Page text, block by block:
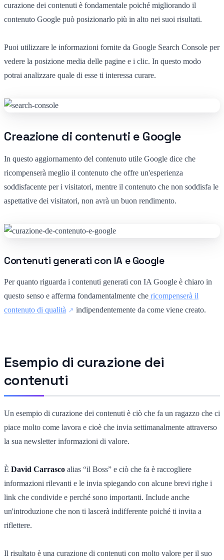
curazione dei contenuti è fondamentale poiché migliorando il
contenuto Google può posizionarlo più in alto nei suoi risultati.
Puoi utilizzare le informazioni fornite da Google Search Console per
vedere la posizione media delle pagine e i clic. In questo modo
potrai analizzare quale di esse ti interessa curare.
Creazione di contenuti e Google
In questo aggiornamento del contenuto utile Google dice che
ricompenserà meglio il contenuto che offre un'esperienza
soddisfacente per i visitatori, mentre il contenuto che non soddisfa le
aspettative dei visitatori, non avrà un buon rendimento.
Contenuti generati con IA e Google
Per quanto riguarda i contenuti generati con IA Google è chiaro in
questo senso e afferma fondamentalmente che ricompenserà il
contenuto di qualità
indipendentemente da come viene creato.
Esempio di curazione dei
contenuti
Un esempio di curazione dei contenuti è ciò che fa un ragazzo che ci
piace molto come lavora e cioè che invia settimanalmente attraverso
la sua newsletter informazioni di valore.
È David Carrasco alias “il Boss” e ciò che fa è raccogliere
informazioni rilevanti e le invia spiegando con alcune brevi righe i
link che condivide e perché sono importanti. Include anche
un'introduzione che non ti lascerà indifferente poiché ti invita a
riflettere.
Il risultato è una curazione di contenuti con molto valore per il suo